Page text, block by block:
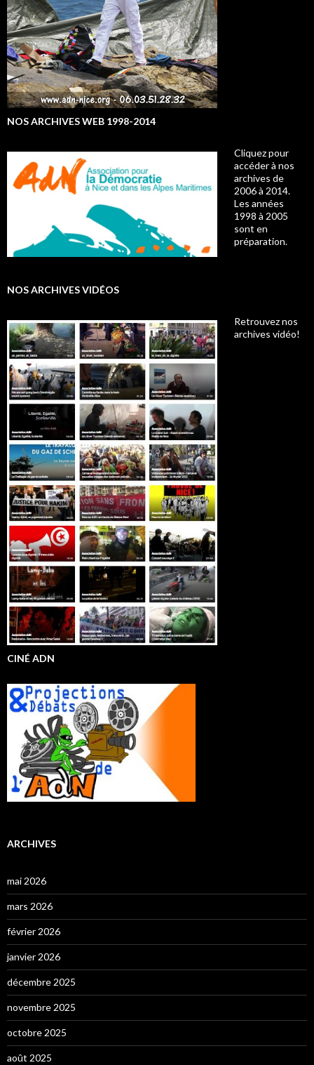
NOS ARCHIVES WEB 1998-2014
Cliquez pour
accéder à nos
archives de
2006 à 2014.
Les années
1998 à 2005
sont en
préparation.
NOS ARCHIVES VIDÉOS
Retrouvez nos
archives vidéo!
CINÉ ADN
ARCHIVES
mai 2026
mars 2026
février 2026
janvier 2026
décembre 2025
novembre 2025
octobre 2025
août 2025